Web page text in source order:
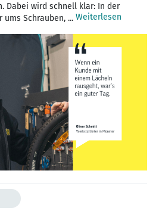
Dabei wird schnell klar: In der
ums Schrauben, ... Weiterlesen